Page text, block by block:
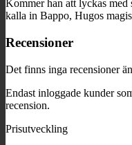
Kommer han att lyckas
kalla in Bappo, Hugos
Recensioner
Det finns inga recensioner
Endast inloggade kunder
recension.
Prisutveckling